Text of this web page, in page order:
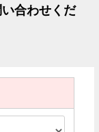
合わせくだ